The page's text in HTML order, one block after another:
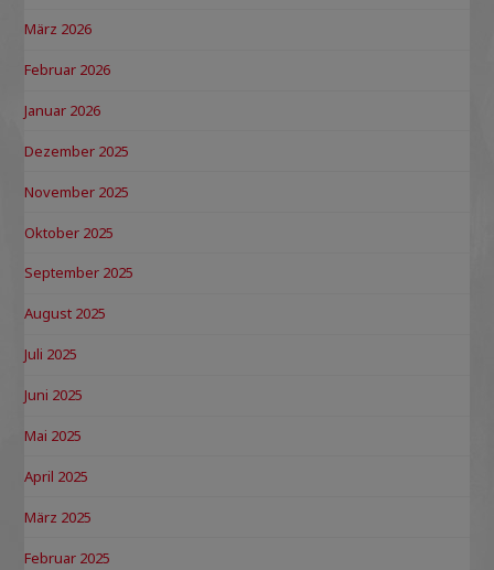
März 2026
Februar 2026
Januar 2026
Dezember 2025
November 2025
Oktober 2025
September 2025
August 2025
Juli 2025
Juni 2025
Mai 2025
April 2025
März 2025
Februar 2025